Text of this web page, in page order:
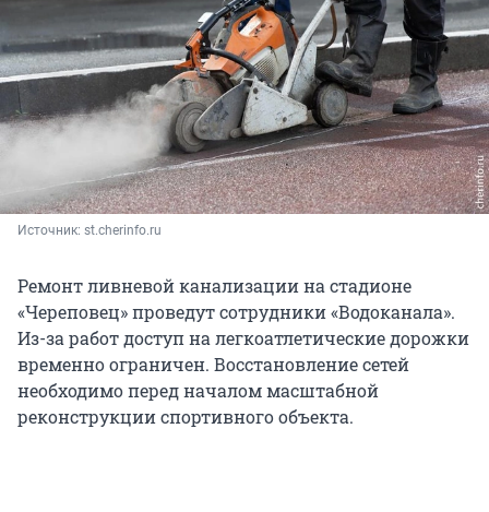
Источник: st.cherinfo.ru
Ремонт ливневой канализации на стадионе
«Череповец» проведут сотрудники «Водоканала».
Из-за работ доступ на легкоатлетические дорожки
временно ограничен. Восстановление сетей
необходимо перед началом масштабной
реконструкции спортивного объекта.